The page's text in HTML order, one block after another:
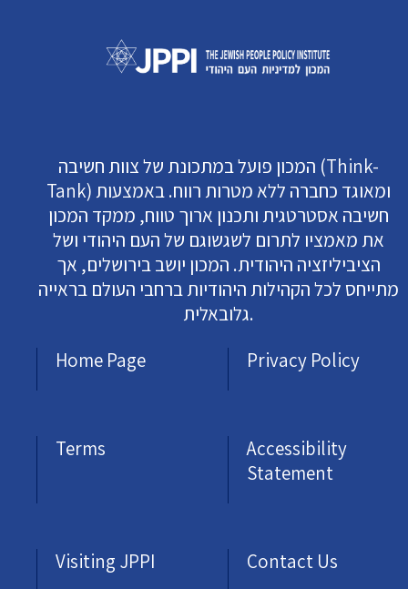
המכון פועל במתכונת של צוות חשיבה (Think-
Tank) ומאוגד כחברה ללא מטרות רווח. באמצעות
חשיבה אסטרטגית ותכנון ארוך טווח, ממקד המכון
את מאמציו לתרום לשגשוגם של העם היהודי ושל
הציביליזציה היהודית. המכון יושב בירושלים, אך
מתייחס לכל הקהילות היהודיות ברחבי העולם בראייה
גלובאלית.
Home Page
Privacy Policy
Terms
Accessibility
Statement
Visiting JPPI Contact Us